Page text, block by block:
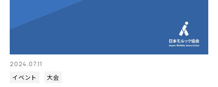
2024.07.11
イベント
大会